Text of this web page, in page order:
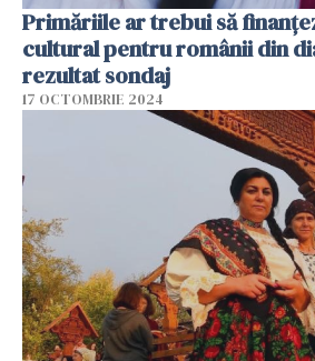
Primăriile ar trebui să
cultural pentru românii din
rezultat sondaj
17 OCTOMBRIE 2024